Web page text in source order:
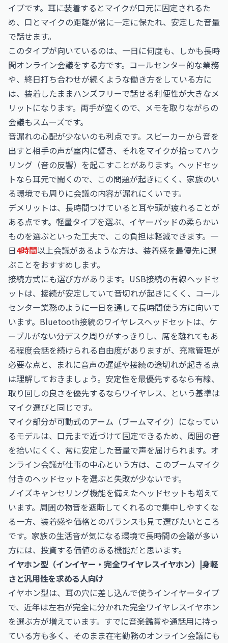
イプです。耳に装着するとマイクが口元に固定されるた
め、口とマイクの距離が常に一定に保たれ、安定した音量
で話せます。
このタイプが向いているのは、一日に何度も、しかも長時
間オンライン会議をする方です。コールセンター的な業務
や、終日打ち合わせが続くような働き方をしている方に
は、装着したままハンズフリーで話せる利便性が大きなメ
リットになります。両手が空くので、メモを取りながらの
会議もスムーズです。
音漏れの心配が少ないのも利点です。スピーカーから音を
出すと相手の声が室内に響き、それをマイクが拾ってハウ
リング（音の反響）を起こすことがあります。ヘッドセッ
トなら耳元で聞くので、この問題が起きにくく、家族のい
る環境でも周りに会議の内容が漏れにくいです。
デメリットは、長時間つけていると耳や頭が疲れることが
ある点です。軽量タイプを選ぶ、イヤーパッドの柔らかい
ものを選ぶといった工夫で、この負担は軽減できます。一
日4時間以上会議があるような方は、装着感を最優先に選
ぶことをおすすめします。
接続方式にも選び方があります。USB接続の有線ヘッドセ
ットは、接続が安定していて音切れが起きにくく、コール
センター業務のように一日を通して長時間使う方に向いて
います。Bluetooth接続のワイヤレスヘッドセットは、ケ
ーブルがない分デスク周りがすっきりし、席を離れてもあ
る程度会話を続けられる自由度がありますが、充電管理が
必要な点と、まれに音声の遅延や接続の途切れが起きる点
は理解しておきましょう。安定性を最優先するなら有線、
取り回しの良さを優先するならワイヤレス、という基準は
マイク選びと同じです。
マイク部分が可動式のアーム（ブームマイク）になってい
るモデルは、口元まで近づけて固定できるため、周囲の音
を拾いにくく、常に安定した音量で声を届けられます。オ
ンライン会議が仕事の中心という方は、このブームマイク
付きのヘッドセットを選ぶと失敗が少ないです。
ノイズキャンセリング機能を備えたヘッドセットも増えて
います。周囲の物音を遮断してくれるので集中しやすくな
る一方、装着感や価格とのバランスも見て選びたいところ
です。家族の生活音が気になる環境で長時間の会議が多い
方には、投資する価値のある機能だと思います。
イヤホン型（インイヤー・完全ワイヤレスイヤホン）|身軽
さと汎用性を求める人向け
イヤホン型は、耳の穴に差し込んで使うインイヤータイプ
で、近年は左右が完全に分かれた完全ワイヤレスイヤホン
を選ぶ方が増えています。すでに音楽鑑賞や通話用に持っ
ている方も多く、そのまま在宅勤務のオンライン会議にも